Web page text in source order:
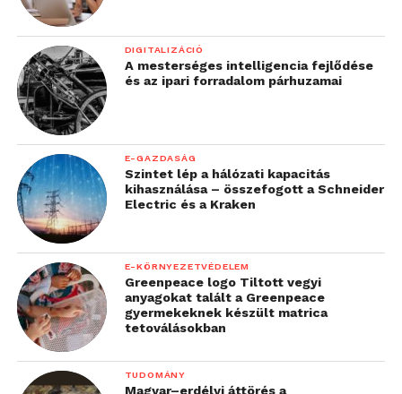
DIGITALIZÁCIÓ
A mesterséges intelligencia fejlődése
és az ipari forradalom párhuzamai
E-GAZDASÁG
Szintet lép a hálózati kapacitás
kihasználása – összefogott a Schneider
Electric és a Kraken
E-KÖRNYEZETVÉDELEM
Greenpeace logo Tiltott vegyi
anyagokat talált a Greenpeace
gyermekeknek készült matrica
tetoválásokban
TUDOMÁNY
Magyar–erdélyi áttörés a